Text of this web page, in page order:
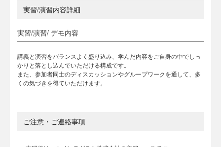
実習/演習内容詳細
実習/演習/ デモ内容
講義と演習をバランスよく盛り込み、学んだ内容をご自身の中でしっ
かりと落とし込んでいただける構成です。
また、参加者同士のディスカッションやグループワークを通して、多
くの気づきを得ていただけます。
ご注意・ご連絡事項